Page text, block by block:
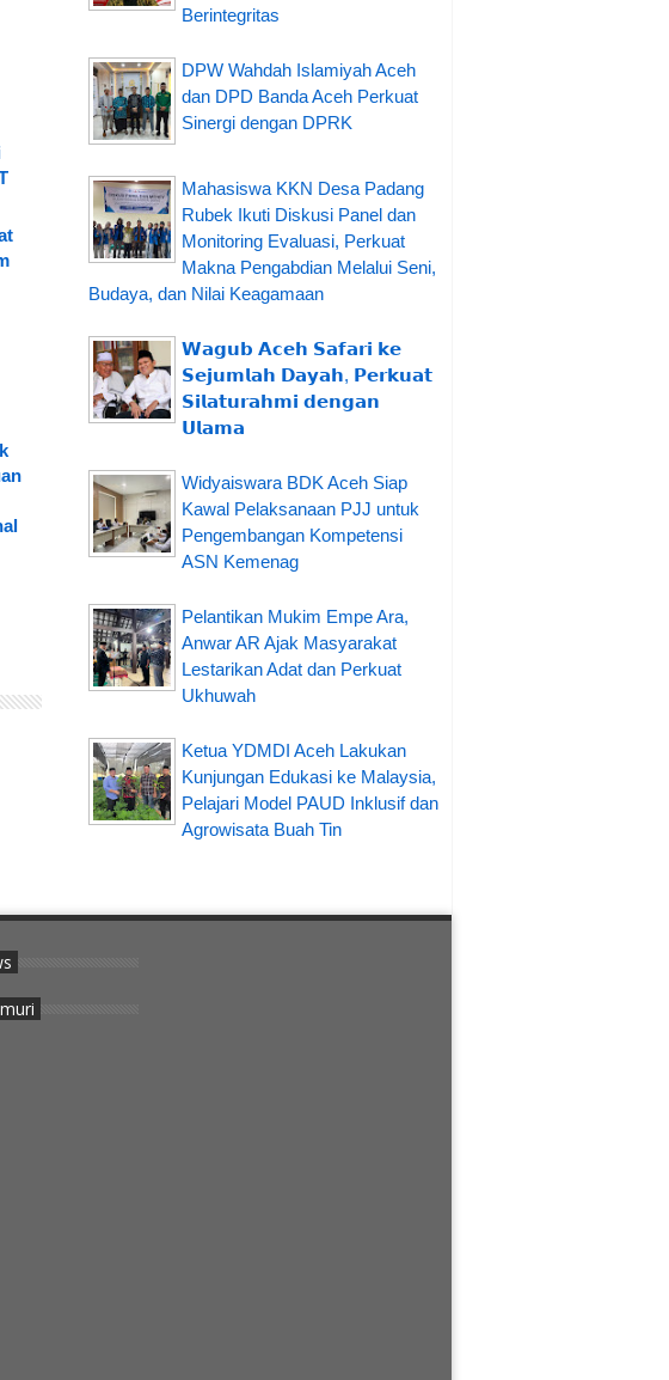
Berintegritas
DPW Wahdah Islamiyah Aceh
dan DPD Banda Aceh Perkuat
Sinergi dengan DPRK
Mahasiswa KKN Desa Padang
Rubek Ikuti Diskusi Panel dan
Monitoring Evaluasi, Perkuat
Makna Pengabdian Melalui Seni,
Budaya, dan Nilai Keagamaan
𝗪𝗮𝗴𝘂𝗯 𝗔𝗰𝗲𝗵 𝗦𝗮𝗳𝗮𝗿𝗶 𝗸𝗲
𝗦𝗲𝗷𝘂𝗺𝗹𝗮𝗵 𝗗𝗮𝘆𝗮𝗵, 𝗣𝗲𝗿𝗸𝘂𝗮𝘁
𝗦𝗶𝗹𝗮𝘁𝘂𝗿𝗮𝗵𝗺𝗶 𝗱𝗲𝗻𝗴𝗮𝗻
𝗨𝗹𝗮𝗺𝗮
Widyaiswara BDK Aceh Siap
Kawal Pelaksanaan PJJ untuk
Pengembangan Kompetensi
ASN Kemenag
Pelantikan Mukim Empe Ara,
Anwar AR Ajak Masyarakat
Lestarikan Adat dan Perkuat
Ukhuwah
Ketua YDMDI Aceh Lakukan
Kunjungan Edukasi ke Malaysia,
Pelajari Model PAUD Inklusif dan
Agrowisata Buah Tin